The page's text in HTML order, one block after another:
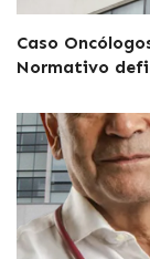
Caso
Normativo